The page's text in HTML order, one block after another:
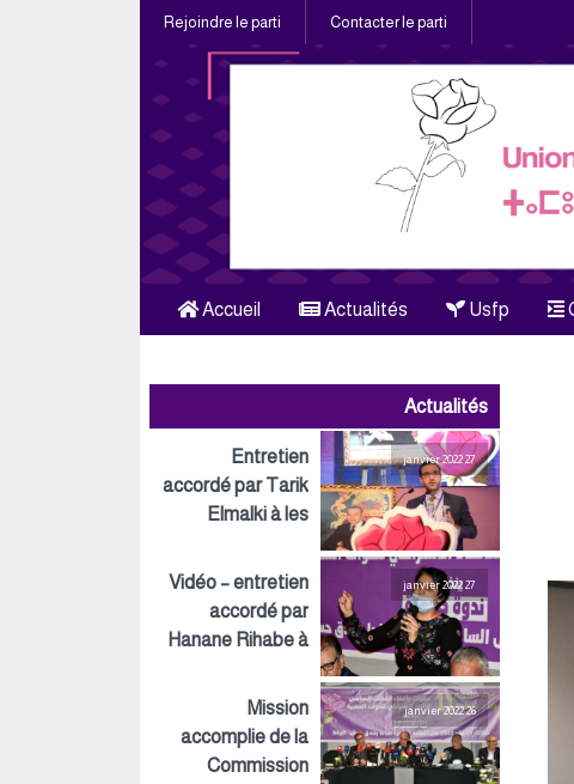
Rejoindre le parti Contacter le parti
Accueil Actualités Usfp
Actualités
27 janvier 2022
Entretien
accordé par Tarik
Elmalki à les
27 janvier 2022
Vidéo – entretien
accordé par
Hanane Rihabe à
26 janvier 2022
Mission
accomplie de la
Commission